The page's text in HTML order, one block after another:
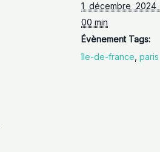
1 décembre 2024
00 min
Évènement Tags:
île-de-france paris